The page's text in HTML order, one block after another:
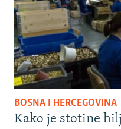
BOSNA I HERCEGOVINA
Kako je stotine